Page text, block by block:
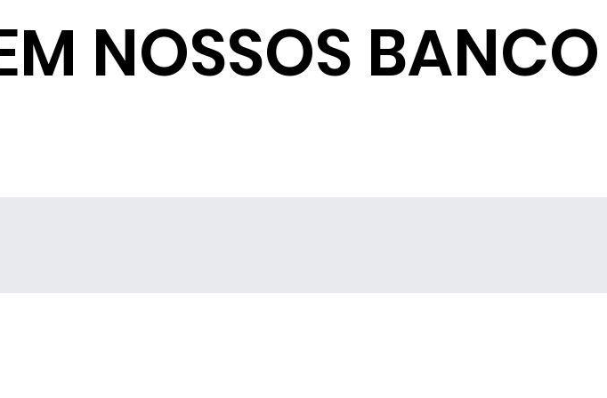
NOSSOS